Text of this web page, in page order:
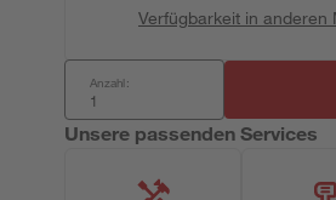
Verfügbarkeit in anderen
Anzahl:
Unsere passenden Services